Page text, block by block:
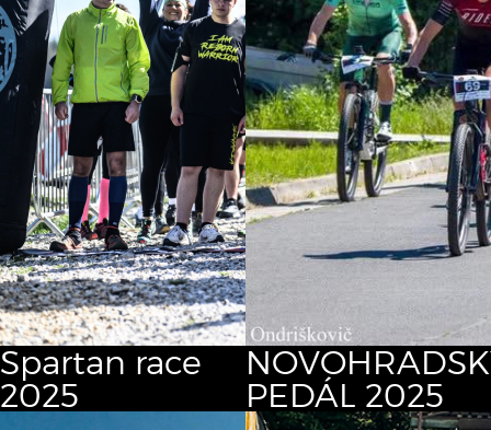
Spartan race
2025
PEDÁL 2025